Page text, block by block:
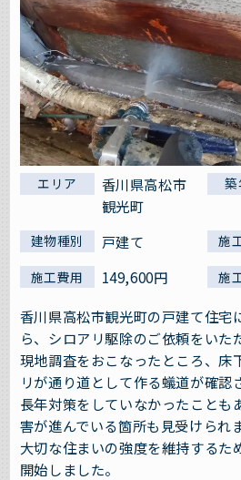
エリア
香川県高松市
観光町
築
建物種別 戸建て 施
施工費用 149,600円 施
香川県高松市観光町の戸建て住宅
ら、シロアリ駆除のご依頼をいた
現地調査をおこなったところ、床
リが通り道として作る蟻道が確認
長年対策をしていなかったことも
害が進んでいる箇所も見受けられ
大切な住まいの強度を維持するた
開始しました。